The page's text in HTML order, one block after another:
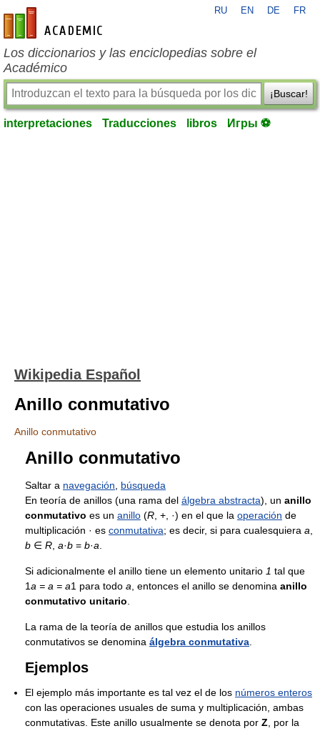
es-academic.com
RU EN DE FR
Los diccionarios y las enciclopedias sobre el
Académico
¡Buscar!
interpretaciones Traducciones libros Игры ⚽
Wikipedia Español
Anillo conmutativo
Anillo conmutativo
Anillo conmutativo
Saltar a navegación
búsqueda
En teoría de anillos (una rama del álgebra abstracta), un anillo
conmutativo es un anillo (R , +, ·) en el que la operación de
multiplicación · es conmutativa; es decir, si para cualesquiera a
b ∈ R a·b = b·a
Si adicionalmente el anillo tiene un elemento unitario 1 tal que
1a = a = a1 para todo a , entonces el anillo se denomina anillo
conmutativo unitario
La rama de la teoría de anillos que estudia los anillos
conmutativos se denomina álgebra conmutativa
Ejemplos
El ejemplo más importante es tal vez el de los números enteros
con las operaciones usuales de suma y multiplicación, ambas
conmutativas. Este anillo usualmente se denota por Z , por la